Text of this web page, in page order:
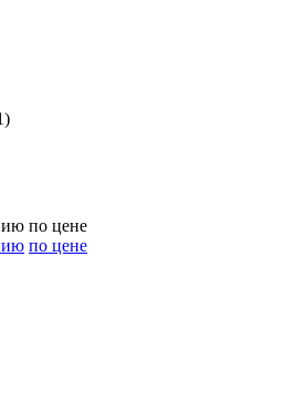
)
по цене
по цене